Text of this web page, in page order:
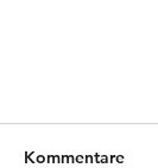
Kommentare